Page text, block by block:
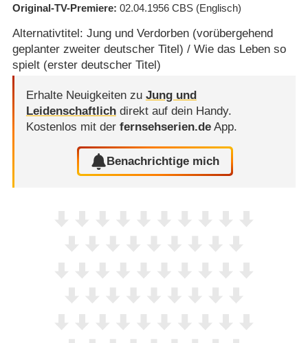
Original-TV-Premiere 02.04.1956 CBS (Englisch)
Alternativtitel: Jung und Verdorben (vorübergehend
geplanter zweiter deutscher Titel) / Wie das Leben so
spielt (erster deutscher Titel)
Erhalte Neuigkeiten zu Jung und
Leidenschaftlichdirekt auf dein Handy.
Kostenlos mit der fernsehserien.deApp.
Benachrichtige mich